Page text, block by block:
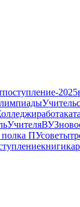
поступление-2025
Учитель
работа
УчителяВУЗ
ПУсоветы
книги